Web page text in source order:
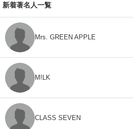
新着著名人一覧
Mrs. GREEN APPLE
M!LK
CLASS SEVEN